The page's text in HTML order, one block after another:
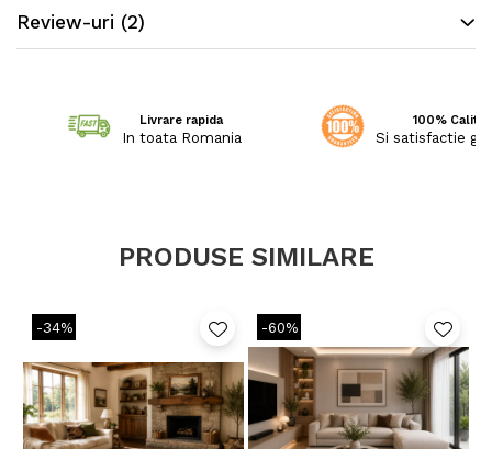
Review-uri (2)
Livrare rapida
In toata Romania
100%
Si satisfactie
PRODUSE SIMILARE
-34% -60%